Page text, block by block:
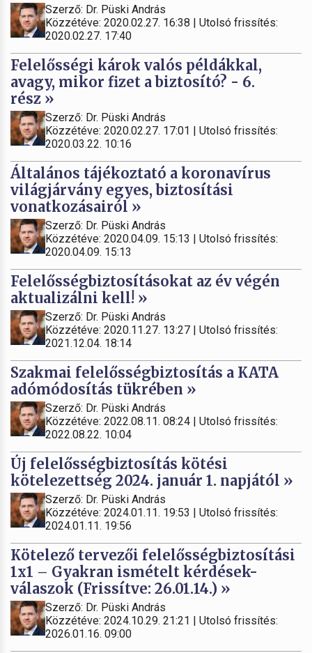
Szerző: Dr. Püski András
Közzétéve: 2020.02.27. 16:38 | Utolsó frissítés:
2020.02.27. 17:40
Felelősségi károk valós példákkal,
avagy, mikor fizet a biztosító? - 6.
rész »
Szerző: Dr. Püski András
Közzétéve: 2020.02.27. 17:01 | Utolsó frissítés:
2020.03.22. 10:16
Általános tájékoztató a koronavírus
világjárvány egyes, biztosítási
vonatkozásairól »
Szerző: Dr. Püski András
Közzétéve: 2020.04.09. 15:13 | Utolsó frissítés:
2020.04.09. 15:13
Felelősségbiztosításokat az év végén
aktualizálni kell! »
Szerző: Dr. Püski András
Közzétéve: 2020.11.27. 13:27 | Utolsó frissítés:
2021.12.04. 18:14
Szakmai felelősségbiztosítás a KATA
adómódosítás tükrében »
Szerző: Dr. Püski András
Közzétéve: 2022.08.11. 08:24 | Utolsó frissítés:
2022.08.22. 10:04
Új felelősségbiztosítás kötési
kötelezettség 2024. január 1. napjától »
Szerző: Dr. Püski András
Közzétéve: 2024.01.11. 19:53 | Utolsó frissítés:
2024.01.11. 19:56
Kötelező tervezői felelősségbiztosítási
1x1 – Gyakran ismételt kérdések-
válaszok (Frissítve: 26.01.14.) »
Szerző: Dr. Püski András
Közzétéve: 2024.10.29. 21:21 | Utolsó frissítés:
2026.01.16. 09:00